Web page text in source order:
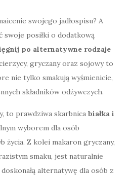
swojego jadłospisu? A
swoje posiłki o dodatkową
po alternatywne rodzaje
gryczany oraz sojowy to
nie tylko smakują wyśmienicie,
składników odżywczych.
to prawdziwa skarbnica białka i
wyborem dla osób
życia. Z kolei makaron gryczany,
smaku, jest naturalnie
alternatywę dla osób z